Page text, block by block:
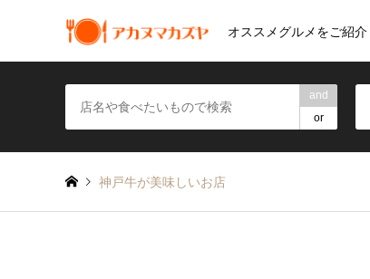
オススメグルメをご紹介
and
or
神戸牛が美味しいお店